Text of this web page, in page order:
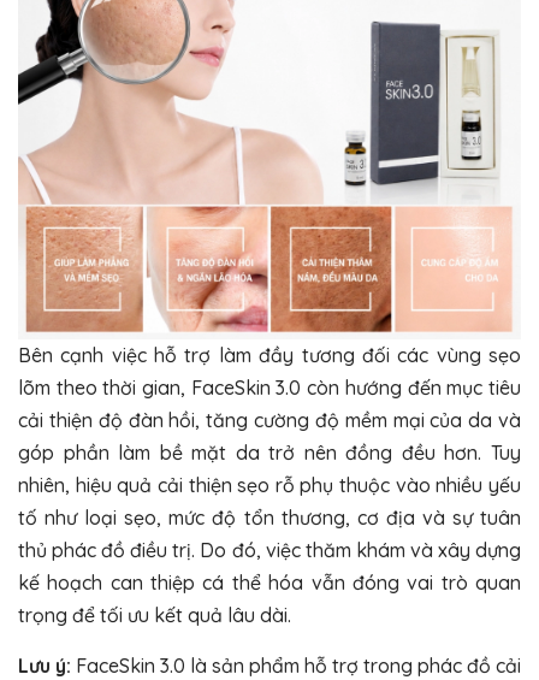
Bên cạnh việc hỗ trợ làm đầy tương đối các vùng sẹo
lõm theo thời gian, FaceSkin 3.0 còn hướng đến mục tiêu
cải thiện độ đàn hồi, tăng cường độ mềm mại của da và
góp phần làm bề mặt da trở nên đồng đều hơn. Tuy
nhiên, hiệu quả cải thiện sẹo rỗ phụ thuộc vào nhiều yếu
tố như loại sẹo, mức độ tổn thương, cơ địa và sự tuân
thủ phác đồ điều trị. Do đó, việc thăm khám và xây dựng
kế hoạch can thiệp cá thể hóa vẫn đóng vai trò quan
trọng để tối ưu kết quả lâu dài.
Lưu ý: FaceSkin 3.0 là sản phẩm hỗ trợ trong phác đồ cải